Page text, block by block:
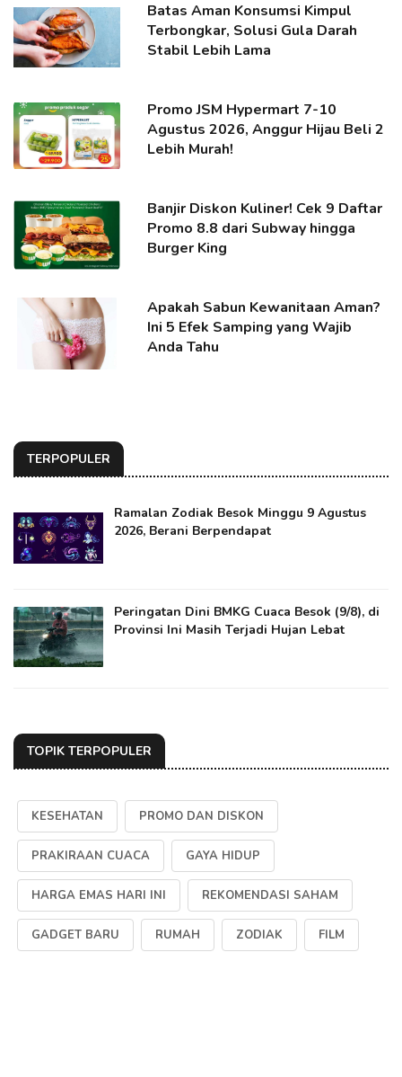
Batas Aman Konsumsi Kimpul
Terbongkar, Solusi Gula Darah
Stabil Lebih Lama
Promo JSM Hypermart 7-10
Agustus 2026, Anggur Hijau Beli 2
Lebih Murah!
Banjir Diskon Kuliner! Cek 9 Daftar
Promo 8.8 dari Subway hingga
Burger King
Apakah Sabun Kewanitaan Aman?
Ini 5 Efek Samping yang Wajib
Anda Tahu
TERPOPULER
Ramalan Zodiak Besok Minggu 9 Agustus
2026, Berani Berpendapat
Peringatan Dini BMKG Cuaca Besok (9/8), di
Provinsi Ini Masih Terjadi Hujan Lebat
TOPIK TERPOPULER
KESEHATAN PROMO DAN DISKON
PRAKIRAAN CUACA GAYA HIDUP
HARGA EMAS HARI INI REKOMENDASI SAHAM
GADGET BARU RUMAH ZODIAK FILM